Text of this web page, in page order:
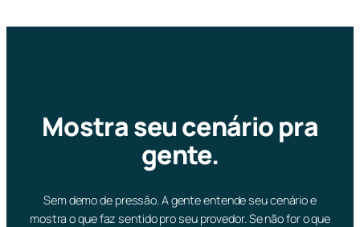
Mostra seu cenário pra
gente.
Sem demo de pressão. A gente entende seu cenário e
mostra o que faz sentido pro seu provedor. Se não for o que